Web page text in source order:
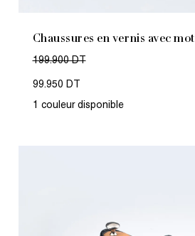
Chaussures en vernis avec
199.900 DT
99.950 DT
1 couleur disponible